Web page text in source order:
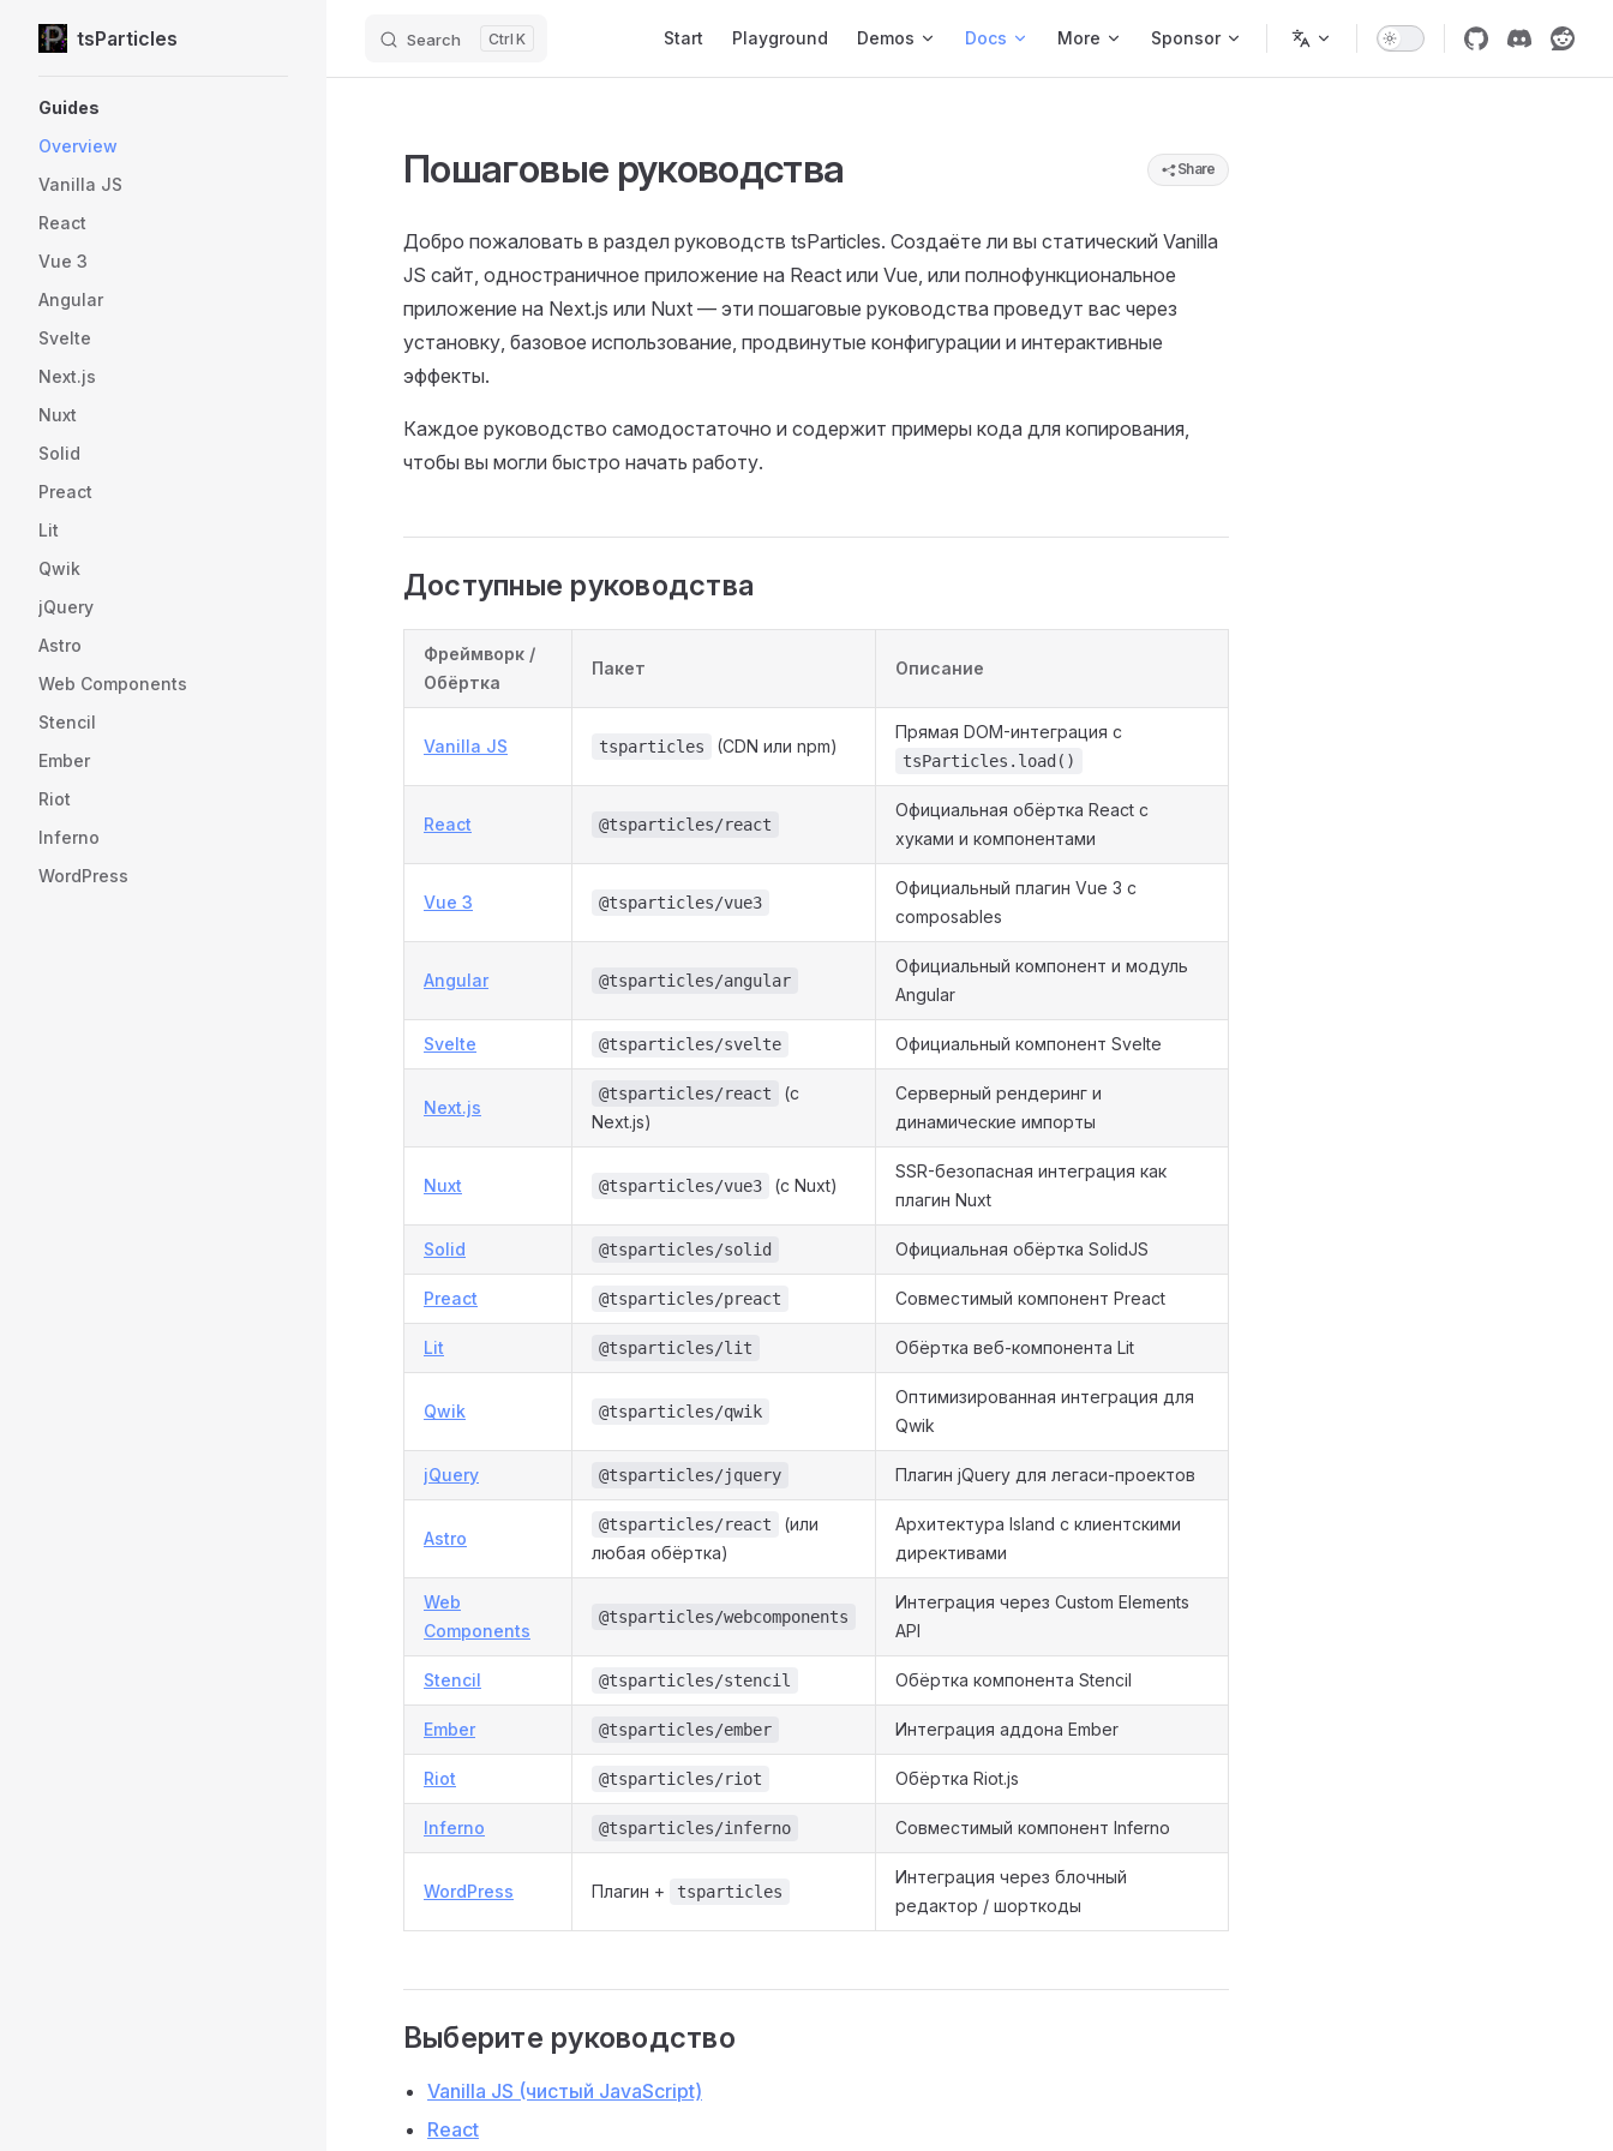
Skip to content
tsParticles Search K Start Playground Demos Docs More Sponsor
Guides
Overview
Vanilla JS
React
Vue 3
Angular
Svelte
Next.js
Nuxt
Solid
Preact
Lit
Qwik
jQuery
Astro
Web Components
Stencil
Ember
Riot
Inferno
WordPress
Пошаговые руководства Share
Добро пожаловать в раздел руководств tsParticles. Создаёте ли вы статический Vanilla
JS сайт, одностраничное приложение на React или Vue, или полнофункциональное
приложение на Next.js или Nuxt — эти пошаговые руководства проведут вас через
установку, базовое использование, продвинутые конфигурации и интерактивные
эффекты.
Каждое руководство самодостаточно и содержит примеры кода для копирования,
чтобы вы могли быстро начать работу.
Доступные руководства
Фреймворк /
Обёртка
Пакет Описание
Vanilla JS tsparticles (CDN или npm)
Прямая DOM-интеграция с
tsParticles.load()
React @tsparticles/react
Официальная обёртка React с
хуками и компонентами
Vue 3 @tsparticles/vue3
Официальный плагин Vue 3 с
composables
Angular @tsparticles/angular
Официальный компонент и модуль
Angular
Svelte @tsparticles/svelte Официальный компонент Svelte
Next.js
@tsparticles/react
(с
Next.js)
Серверный рендеринг и
динамические импорты
Nuxt @tsparticles/vue3 (с Nuxt)
SSR-безопасная интеграция как
плагин Nuxt
Solid @tsparticles/solid Официальная обёртка SolidJS
Preact @tsparticles/preact Совместимый компонент Preact
Lit @tsparticles/lit Обёртка веб-компонента Lit
Qwik @tsparticles/qwik
Оптимизированная интеграция для
Qwik
jQuery @tsparticles/jquery Плагин jQuery для легаси-проектов
Astro
@tsparticles/react
(или
любая обёртка)
Архитектура Island с клиентскими
директивами
Web
Components
@tsparticles/webcomponents
Интеграция через Custom Elements
API
Stencil @tsparticles/stencil Обёртка компонента Stencil
Ember @tsparticles/ember Интеграция аддона Ember
Riot @tsparticles/riot Обёртка Riot.js
Inferno @tsparticles/inferno Совместимый компонент Inferno
WordPress Плагин + tsparticles
Интеграция через блочный
редактор / шорткоды
Выберите руководство
Vanilla JS (чистый JavaScript)
React